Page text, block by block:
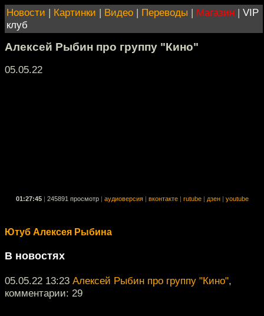
Новости | Картинки | Видео | Переводы | Магазин | VIP
клуб
Алексей Рыбин про группу "Кино"
05.05.22
01:27:45 245891 просмотр аудиоверсия вконтакте rutube дзен youtube
Ютуб Алексея Рыбина
В новостях
05.05.22 13:23 Алексей Рыбин про группу "Кино",
комментарии: 29